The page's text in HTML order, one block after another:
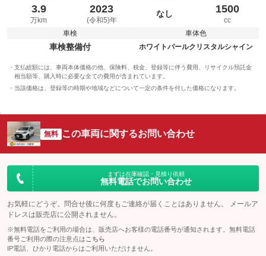
3.9
万km
2023
(令和5)年
なし 1500
cc
車検
車検整備付
車体色
ホワイトパールクリスタルシャイン
支払総額には、車両本体価格の他、保険料、税金、登録等に伴う費用、リサイクル預託金
相当額等、購入時に必要な全ての費用が含まれています。
当該価格は、登録等の時期や地域などについて一定の条件を付した価格になります。
無料 この車両に関するお問い合わせ
まずは在庫確認・見積り依頼
無料電話でお問い合わせ
お気軽にどうぞ。問合せ後に何度もご連絡が届くことはありません。 メールア
ドレスは販売店に公開されません。
※無料電話をご利用の場合は、販売店へお客様の電話番号が通知されます。無料電話
番号ご利用の際の注意点は こちら
IP電話、ひかり電話からはご利用いただけません。